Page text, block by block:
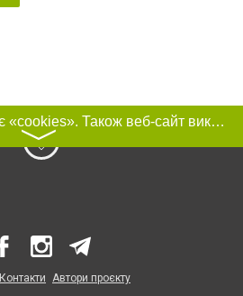
Цей сайт використовує «cookies». Також веб-сайт використовує інтернет-сервіс для збору технічних даних стосовно відвідувачів з метою отримання маркетингової та статистичної інформації. Умови обробки даних відвідувачів сайту див.
〉
Контакти Автори проєкту